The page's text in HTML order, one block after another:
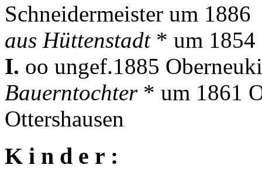
Schneidermeister um 1886
aus Hüttenstadt * um 1854
I. oo ungef.1885
Bauerntochter * um 1861
Ottershausen
K i n d e r :